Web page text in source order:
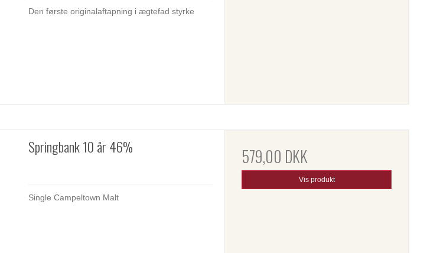
Den første originalaftapning i ægtefad styrke
Springbank 10 år 46%
Single Campeltown Malt
579,00 DKK
Vis produkt